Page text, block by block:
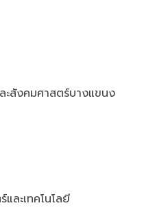
ะสังคมศาสตร์บางแขนง
ละเทคโนโลยี